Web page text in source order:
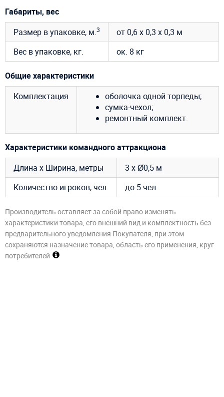
Габариты, вес
Размер в упаковке, м.3
от 0,6 х 0,3 х 0,3 м
Вес в упаковке, кг.
ок. 8 кг
Общие характеристики
Комплектация
оболочка одной торпеды;
сумка-чехол;
ремонтный комплект.
Характеристики командного аттракциона
Длина х Ширина, метры
3 х Ø0,5 м
Количество игроков, чел.
до 5 чел.
Производитель оставляет за собой право изменять
характеристики товара, его внешний вид и комплектность без
предварительного уведомления Покупателя, при этом
сохраняются назначение товара, область его применения, круг
потребителей